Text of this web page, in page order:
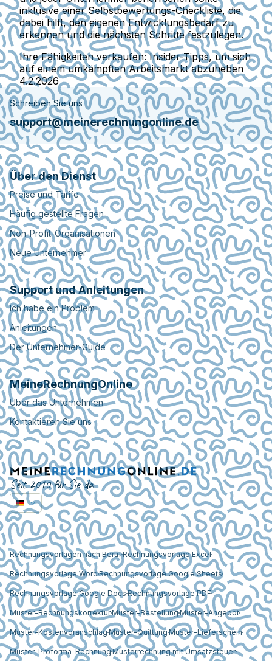
inklusive einer Selbstbewertungs-Checkliste, die
dabei hilft, den eigenen Entwicklungsbedarf zu
erkennen und die nächsten Schritte festzulegen.
Ihre Fähigkeiten verkaufen: Insider-Tipps, um sich
auf einem umkämpften Arbeitsmarkt abzuheben
4.2.2026
Schreiben Sie uns
support@meinerechnungonline.de
Über den Dienst
Preise und Tarife
Häufig gestellte Fragen
Non-Profit-Organisationen
Neue Unternehmer
Support und Anleitungen
Ich habe ein Problem
Anleitungen
Der Unternehmer-Guide
MeineRechnungOnline
Über das Unternehmen
Kontaktieren Sie uns
Seit 2010 für Sie da
Rechnungsvorlagen nach BerufRechnungsvorlage Excel
Rechnungsvorlage WordRechnungsvorlage Google Sheets
Rechnungsvorlage Google Docs Rechnungsvorlage PDF
Muster-RechnungskorrekturMuster-BestellungMuster-Angebot
Muster-Kostenvoranschlag Muster-Quittung Muster-Lieferschein
Muster-Proforma-RechnungMusterrechnung mit Umsatzsteuer